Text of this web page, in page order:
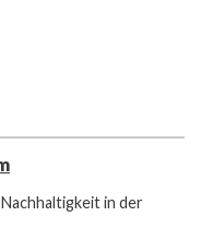
in der